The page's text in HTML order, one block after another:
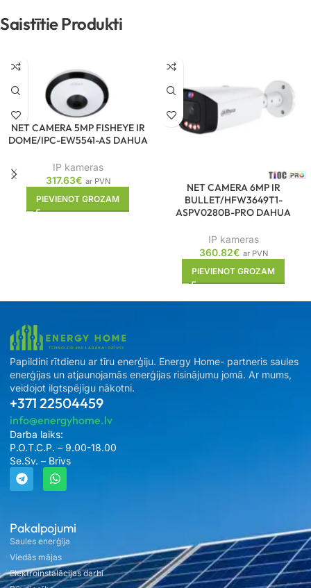
Saistītie Produkti
NET CAMERA 5MP FISHEYE IR
DOME/IPC-EW5541-AS DAHUA
IP kameras
317.63€ ar PVN
PIEVIENOT GROZAM
NET CAMERA 6MP IR
BULLET/HFW3649T1-
ASPV0280B-PRO DAHUA
IP kameras
360.82€ ar PVN
PIEVIENOT GROZAM
Pakalpojumi
Saules enerģija
Viedās mājas
Elektroinstalācijas darbi
Papildini rītdienu ar tīru enerģiju. Energy Home- partneris saules
enerģijas un atjaunojamās enerģijas risinājumu jomā. Ar mums,
veidojot ilgtspējīgu nākotni.
+371 22504459
info@energyhome.lv
Darba laiks:
P.O.T.C.P. – 9.00-18.00
Se.Sv. – Brīvs